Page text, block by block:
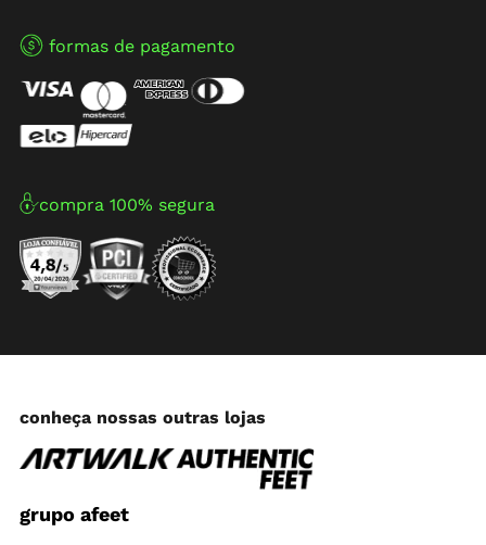
formas de pagamento
compra 100% segura
conheça nossas outras lojas
grupo afeet